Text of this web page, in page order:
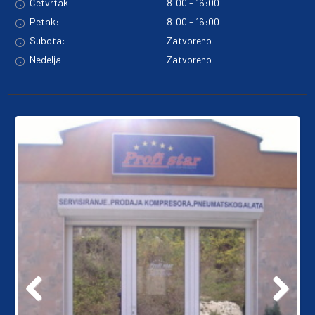
Četvrtak:
8:00 - 16:00
Petak:
8:00 - 16:00
Subota:
Zatvoreno
Nedelja:
Zatvoreno
Next